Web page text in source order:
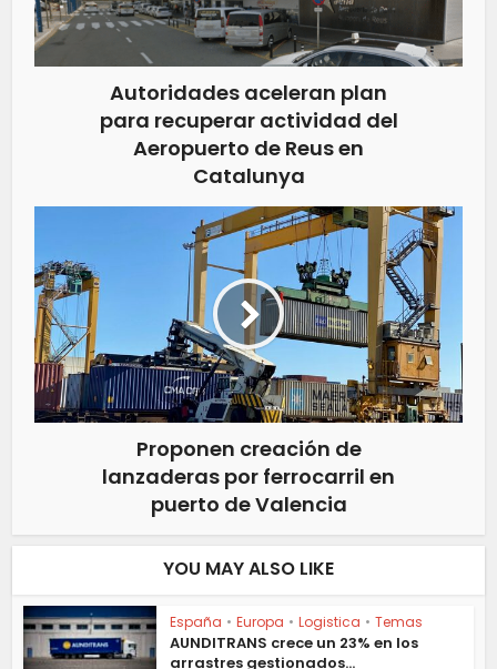
Autoridades aceleran plan
para recuperar actividad del
Aeropuerto de Reus en
Catalunya
Proponen creación de
lanzaderas por ferrocarril en
puerto de Valencia
YOU MAY ALSO LIKE
España • Europa • Logistica • Temas
AUNDITRANS crece un 23% en los
arrastres gestionados...